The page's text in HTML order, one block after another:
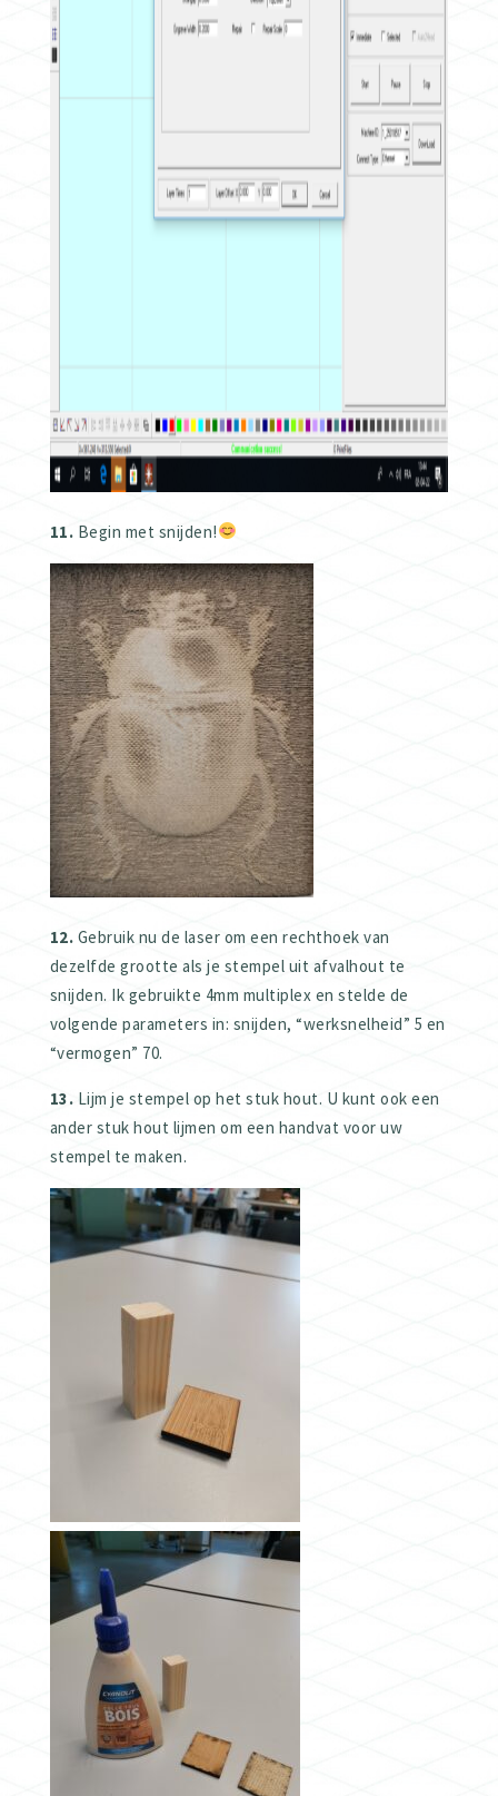
11. Begin met snijden!
12. Gebruik nu de laser om een rechthoek van
dezelfde grootte als je stempel uit afvalhout te
snijden. Ik gebruikte 4mm multiplex en stelde de
volgende parameters in: snijden, “werksnelheid” 5 en
“vermogen” 70.
13. Lijm je stempel op het stuk hout. U kunt ook een
ander stuk hout lijmen om een handvat voor uw
stempel te maken.